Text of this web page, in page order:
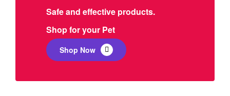
Safe and effective products.
Shop for your Pet
Shop Now